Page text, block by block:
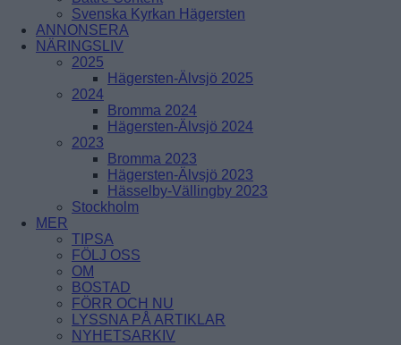
SOLBERGA
SKÄRHOLMEN
SÄTRA
VÅRBERG
Enskede-Årsta-Vantör
BANDHAGEN
ENSKEDEFÄLTET
ENSKEDE GÅRD
GAMLA ENSKEDE
HAGSÄTRA
HÖGDALEN
JOHANNESHOV
RÅGSVED
STUREBY
ÅRSTA
ÖRBY
ÖSTBERGA
Farsta
Svenska Kyrkan Hägersten
ANNONSERA
NÄRINGSLIV
2025
Hägersten-Älvsjö 2025
2024
Bromma 2024
Hägersten-Älvsjö 2024
2023
Bromma 2023
Hägersten-Älvsjö 2023
Hässelby-Vällingby 2023
Stockholm
MER
TIPSA
FÖLJ OSS
OM
BOSTAD
FÖRR OCH NU
LYSSNA PÅ ARTIKLAR
NYHETSARKIV